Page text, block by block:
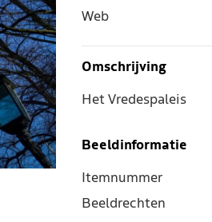
Web
Omschrijving
Het Vredespaleis
Beeldinformatie
Itemnummer
Beeldrechten